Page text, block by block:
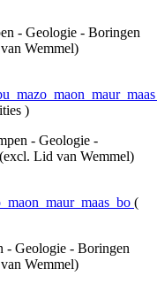
- Geologie - Boringen
Wemmel)
)
- Geologie -
Lid van Wemmel)
(
- Geologie - Boringen
Wemmel)